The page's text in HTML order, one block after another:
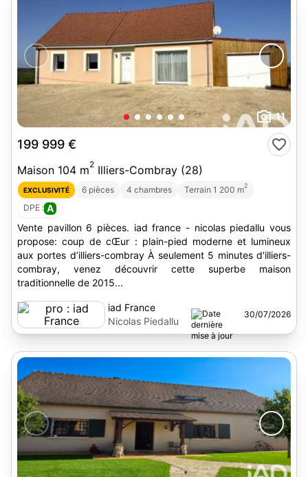
11
199 999 €
Maison 104 m2 Illiers-Combray (28)
EXCLUSIVITÉ 6 pièces 4 chambres Terrain 1 200 m2
DPE : A
Vente pavillon 6 pièces. iad france - nicolas piedallu vous
propose: coup de cŒur : plain-pied moderne et lumineux
aux portes d’illiers-combray À seulement 5 minutes d'illiers-
combray, venez découvrir cette superbe maison
traditionnelle de 2015...
iad France
Nicolas Piedallu
30/07/2026